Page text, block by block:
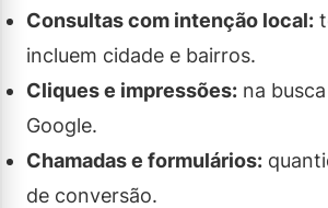
Consultas com intenção local:
incluem cidade e bairros.
Cliques e impressões: na
Google.
Chamadas e formulários:
de conversão.